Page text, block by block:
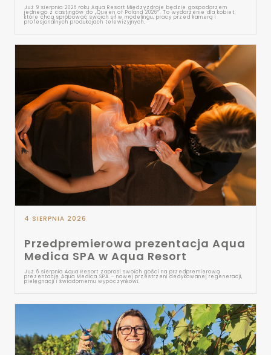
Już 9 sierpnia 2026 roku Aqua Resort Międzyzdroje będzie gospodarzem
jednego z castingów do „Queen of Poland 2026”. To wydarzenie dla kobiet,
które chcą spróbować swoich sił w modelingu, pracy przed kamerą i
profesjonalnych produkcjach telewizyjnych.
4 SIERPNIA 2026
Przedpremierowa prezentacja Aqua
Medica SPA w Aqua Resort
Już 6 sierpnia Aqua Resort zaprosi swoich gości na przedpremierową
prezentację Aqua Medica SPA – nowej przestrzeni dedykowanej regeneracji,
pielęgnacji i świadomemu wypoczynkowi.